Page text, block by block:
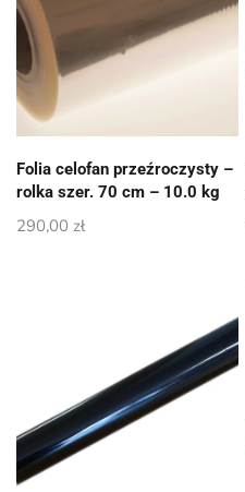
Folia celofan przeźroczysty –
rolka szer. 70 cm – 10.0 kg
290,00 zł